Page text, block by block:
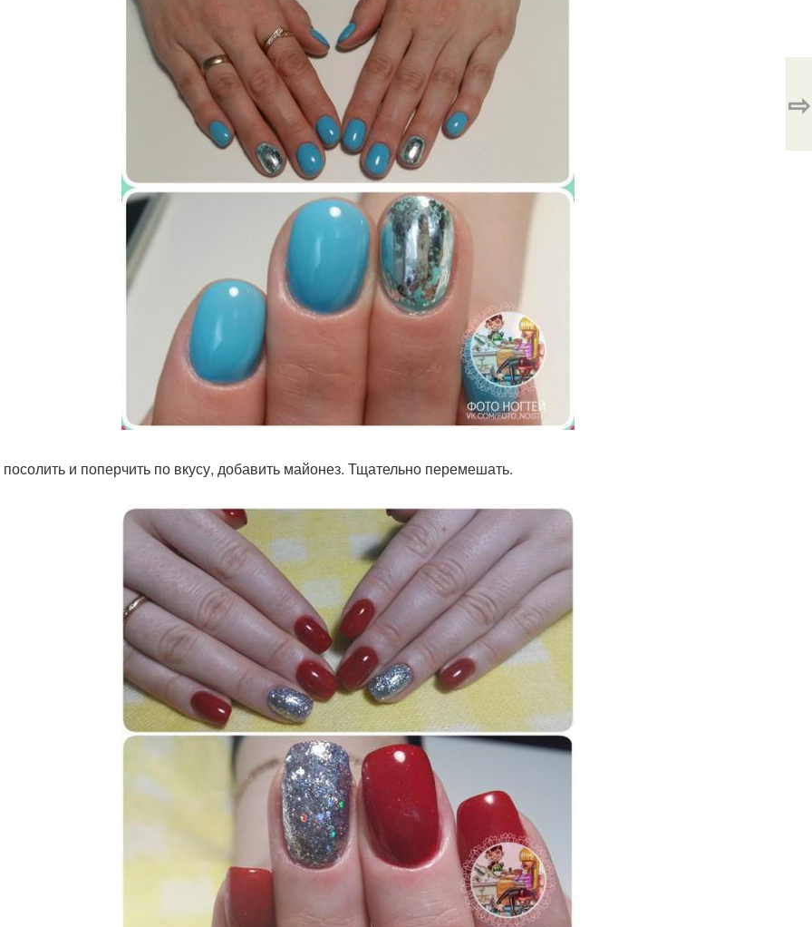
и поперчить по вкусу, добавить майонез. Тщательно перемешать.
⇨